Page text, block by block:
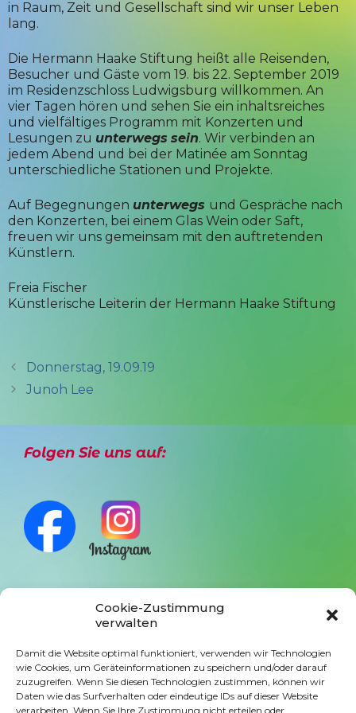
Cookie-Zustimmung
verwalten
Damit die Website optimal funktioniert, verwenden wir Technologien
wie Cookies, um Geräteinformationen zu speichern und/oder darauf
zuzugreifen. Wenn Sie diesen Technologien zustimmen, können wir
Daten wie das Surfverhalten oder eindeutige IDs auf dieser Website
verarbeiten. Wenn Sie Ihre Zustimmung nicht erteilen oder
in Raum, Zeit und Gesellschaft sind wir unser Leben
lang.
Die Hermann Haake Stiftung heißt alle Reisenden,
Besucher und Gäste vom 19. bis 22. September 2019
im Residenzschloss Ludwigsburg willkommen. An
vier Tagen hören und sehen Sie ein inhaltsreiches
und vielfältiges Programm mit Konzerten und
Lesungen zu unterwegs sein. Wir verbinden an
jedem Abend und bei der Matinée am Sonntag
unterschiedliche Stationen und Projekte.
Auf Begegnungen unterwegs und Gespräche nach
den Konzerten, bei einem Glas Wein oder Saft,
freuen wir uns gemeinsam mit den auftretenden
Künstlern.
Freia Fischer
Künstlerische Leiterin der Hermann Haake Stiftung
Donnerstag, 19.09.19
Junoh Lee
Folgen Sie uns auf:
Anmeldung Newsletter